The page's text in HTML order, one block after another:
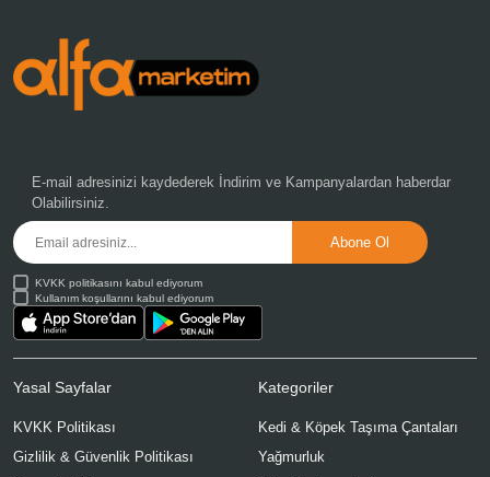
E-mail adresinizi kaydederek İndirim ve Kampanyalardanhaberdar
Olabilirsiniz.
KVKK politikasını kabul ediyorum
Kullanım koşullarını kabul ediyorum
Yasal Sayfalar
KVKK Politikası
Gizlilik & Güvenlik Politikası
Kategoriler
Kedi & Köpek Taşıma Çantaları
Yağmurluk